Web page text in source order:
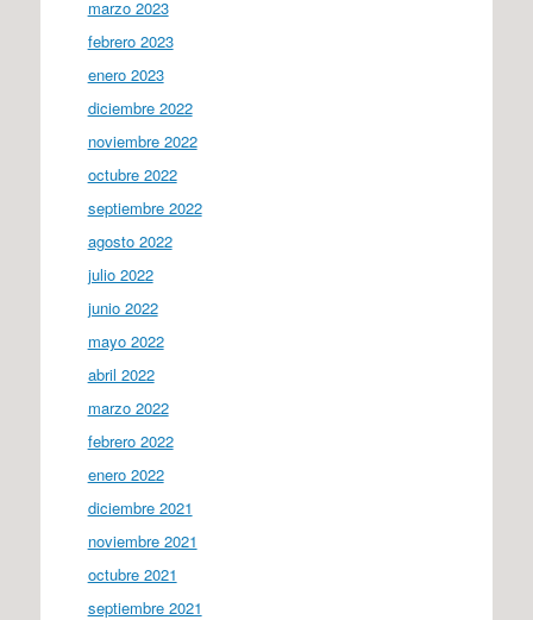
marzo 2023
febrero 2023
enero 2023
diciembre 2022
noviembre 2022
octubre 2022
septiembre 2022
agosto 2022
julio 2022
junio 2022
mayo 2022
abril 2022
marzo 2022
febrero 2022
enero 2022
diciembre 2021
noviembre 2021
octubre 2021
septiembre 2021